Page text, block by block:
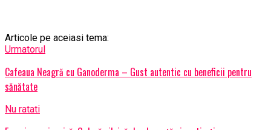
Articole pe aceiasi tema:
Urmatorul
Cafeaua Neagră cu Ganoderma – Gust autentic cu beneficii pentru
sănătate
Nu ratati